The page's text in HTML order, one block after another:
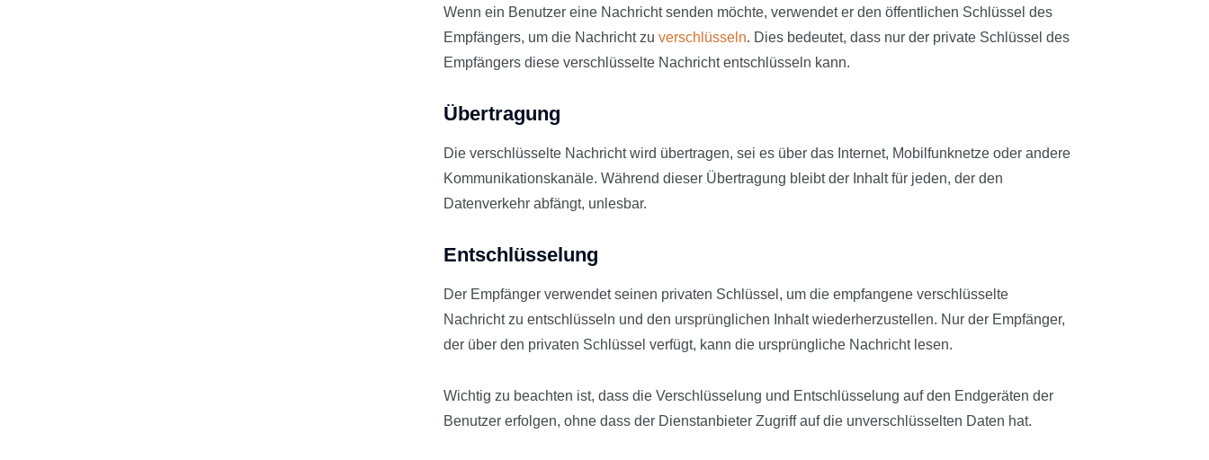
Wenn ein Benutzer eine Nachricht senden möchte, verwendet er den öffentlichen Schlüssel des
Empfängers, um die Nachricht zuverschlüsseln. Dies bedeutet, dass nur der private Schlüssel des
Empfängers diese verschlüsselte Nachricht entschlüsseln kann.
Übertragung
Die verschlüsselte Nachricht wird übertragen, sei es über das Internet, Mobilfunknetze oder andere
Kommunikationskanäle. Während dieser Übertragung bleibt der Inhalt für jeden, der den
Datenverkehr abfängt, unlesbar.
Entschlüsselung
Der Empfänger verwendet seinen privaten Schlüssel, um die empfangene verschlüsselte
Nachricht zu entschlüsseln und den ursprünglichen Inhalt wiederherzustellen. Nur der Empfänger,
der über den privaten Schlüssel verfügt, kann die ursprüngliche Nachricht lesen.
Wichtig zu beachten ist, dass die Verschlüsselung und Entschlüsselung auf den Endgeräten der
Benutzer erfolgen, ohne dass der Dienstanbieter Zugriff auf die unverschlüsselten Daten hat.